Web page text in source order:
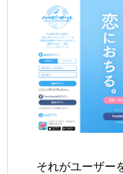
それがユーザー